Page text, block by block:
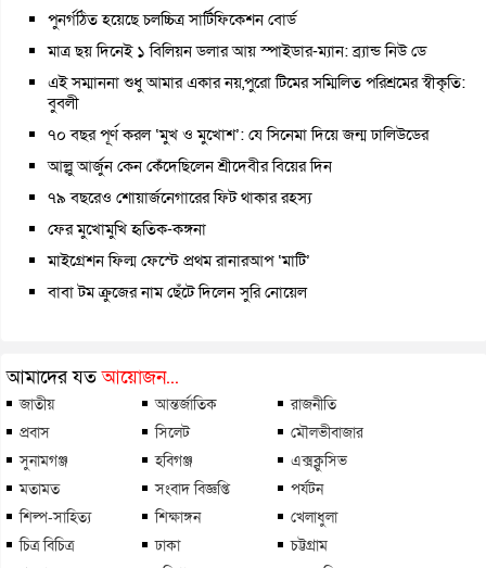
পুনর্গঠিত হয়েছে চলচ্চিত্র সার্টিফিকেশন বোর্ড
মাত্র ছয় দিনেই ১ বিলিয়ন ডলার আয় স্পাইডার-ম্যান: ব্র্যান্ড নিউ ডে
এই সম্মাননা শুধু আমার একার নয়,পুরো টিমের সম্মিলিত পরিশ্রমের স্বীকৃতি:
বুবলী
৭০ বছর পূর্ণ করল ‘মুখ ও মুখোশ’: যে সিনেমা দিয়ে জন্ম ঢালিউডের
আল্লু আর্জুন কেন কেঁদেছিলেন শ্রীদেবীর বিয়ের দিন
৭৯ বছরেও শোয়ার্জনেগারের ফিট থাকার রহস্য
ফের মুখোমুখি হৃতিক-কঙ্গনা
মাইগ্রেশন ফিল্ম ফেস্টে প্রথম রানারআপ ‘মাটি’
বাবা টম ক্রুজের নাম ছেঁটে দিলেন সুরি নোয়েল
আমাদের যতআয়োজন...
জাতীয় আন্তর্জাতিক
রাজনীতি
প্রবাস
সিলেট
মৌলভীবাজার
সুনামগঞ্জ
হবিগঞ্জ
এক্সক্লুসিভ
মতামত
সংবাদ বিজ্ঞপ্তি
পর্যটন
শিল্প-সাহিত্য
শিক্ষাঙ্গন
খেলাধুলা
চিত্র বিচিত্র
ঢাকা
চট্টগ্রাম